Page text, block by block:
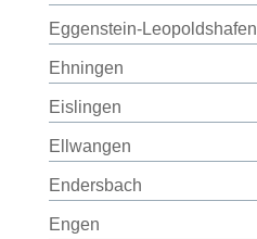
Eggenstein-Leopoldshafen
Ehningen
Eislingen
Ellwangen
Endersbach
Engen